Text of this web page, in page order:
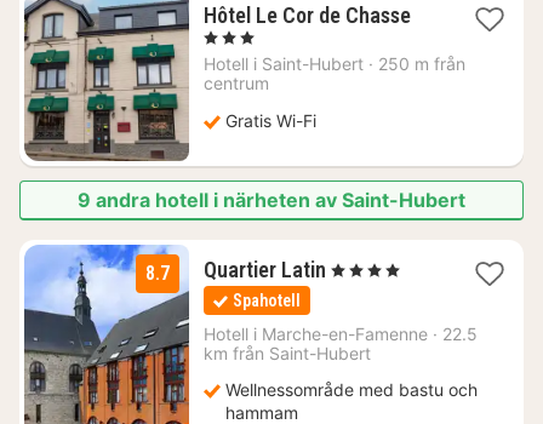
Hôtel Le Cor de Chasse1
från
, 3 Stjärnor
Hotell i Saint-Hubert · 250 m från
centrum
Gratis Wi-Fi
9 andra hotell i närheten av Saint-Hubert
8.7 Quartier Latin 3
1653
kr.
, 4 Stjärnor
Spahotell
Hotell i Marche-en-Famenne · 22.5
km från Saint-Hubert
Wellnessområde med bastu och
hammam